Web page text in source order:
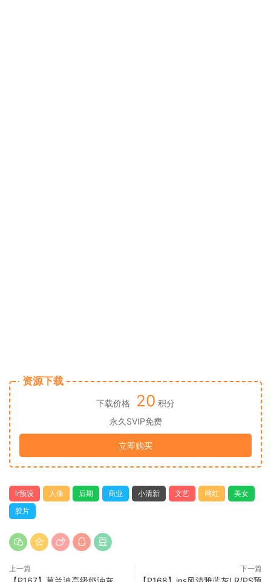
资源下载
下载价格 20 积分
永久SVIP免费
立即购买
lr预设 人像 后期 商业 小清新 文艺 网红
美女
胶片
上一篇 下一篇